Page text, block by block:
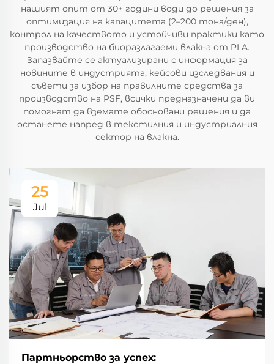
нашият опит от 30+ години води до решения за
оптимизация на капацитета (2–200 тона/ден),
контрол на качеството и устойчиви практики като
производство на биоразлагаеми влакна от PLA.
Запазвайте се актуализирани с информация за
новините в индустрията, кейсови изследвания и
съвети за избор на правилните средства за
производство на PSF, всички предназначени да ви
помогнат да вземате обосновани решения и да
останете напред в текстилния и индустриалния
сектор на влакна.
25
Jul
Партньорство за успех: